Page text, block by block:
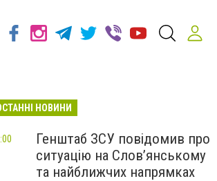
НОВИНИ
Генштаб ЗСУ повідомив про
ситуацію на Слов’янському
та найближчих напрямках